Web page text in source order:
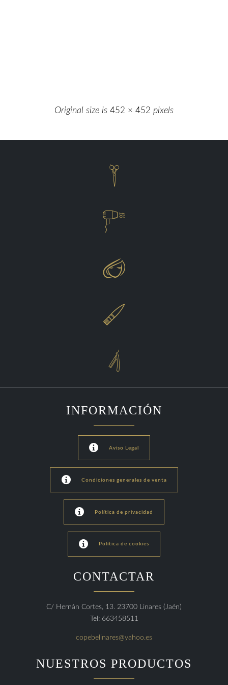
Original size is 452 × 452 pixels





INFORMACIÓN
 Aviso Legal
 Condiciones generales de venta
 Política de privacidad
 Política de cookies
CONTACTAR
C/ Hernán Cortes, 13. 23700 Linares (Jaén)
Tel: 663458511
copebelinares@yahoo.es
NUESTROS PRODUCTOS